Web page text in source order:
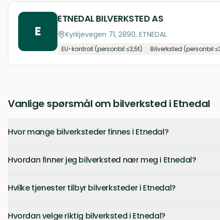
E
ETNEDAL BILVERKSTED AS
Kyrkjevegen 71, 2890, ETNEDAL
EU-kontroll (personbil ≤3,5t) Bilverksted (personbil
Vanlige spørsmål om bilverksted i Etnedal
Hvor mange bilverksteder finnes i Etnedal?
Hvordan finner jeg bilverksted nær meg i Etnedal?
Hvilke tjenester tilbyr bilverksteder i Etnedal?
Hvordan velge riktig bilverksted i Etnedal?